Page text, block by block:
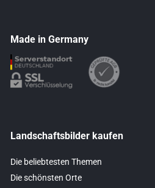
Made in Germany
Landschaftsbilder kaufen
Die beliebtesten Themen
Die schönsten Orte